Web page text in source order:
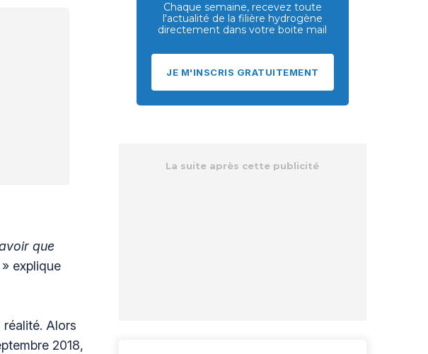
que
» explique
Alors
2018,
Chaque semaine, recevez toute
l'actualité de la filière hydrogène
directement dans votre boite mail
JE M'INSCRIS GRATUITEMENT